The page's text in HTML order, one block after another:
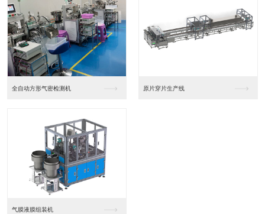
全自动方形气密检测机 原片穿片生产线
气膜液膜组装机